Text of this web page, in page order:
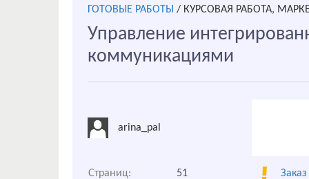
ГОТОВЫЕ РАБОТЫ / КУРСОВАЯ РАБОТА,
Управление
коммуникациями
arina_pal
Страниц: 51